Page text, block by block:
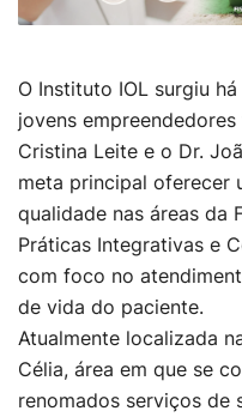
O Instituto IOL surgiu
jovens
Cristina Leite e o Dr.
meta principal oferecer
qualidade nas áreas da
Práticas Integrativas e
com foco no
de vida do paciente.
Atualmente localizada
Célia, área em que se
renomados serviços de